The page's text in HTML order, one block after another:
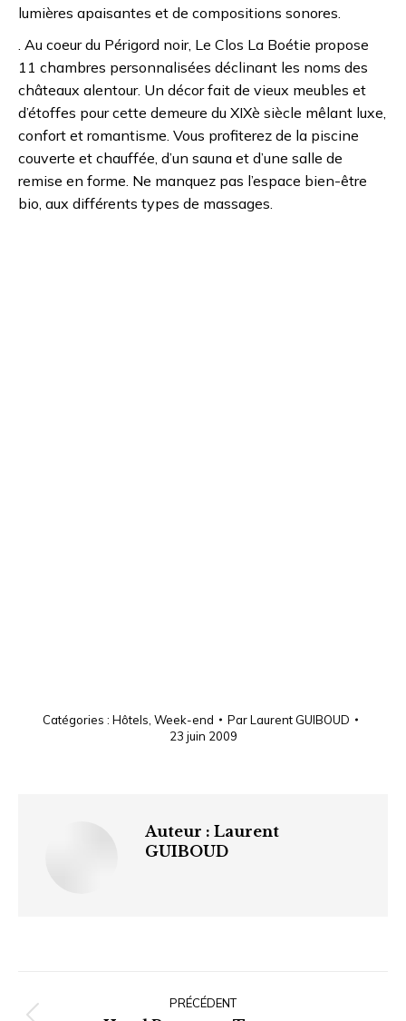
lumières apaisantes et de compositions sonores.
. Au coeur du Périgord noir, Le Clos La Boétie propose
11 chambres personnalisées déclinant les noms des
châteaux alentour. Un décor fait de vieux meubles et
d’étoffes pour cette demeure du XIXè siècle mêlant luxe,
confort et romantisme. Vous profiterez de la piscine
couverte et chauffée, d’un sauna et d’une salle de
remise en forme. Ne manquez pas l’espace bien-être
bio, aux différents types de massages.
Catégories : Hôtels Week-end ParLaurent GUIBOUD
23 juin 2009
Auteur : Laurent
GUIBOUD
article
PRÉCÉDENT